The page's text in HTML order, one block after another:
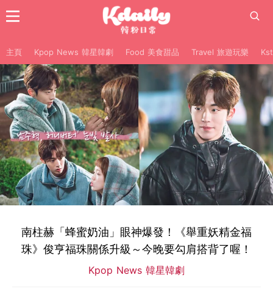
主頁 Kpop News 韓星韓劇 Food 美食甜品 Travel 旅遊玩樂
南柱赫「蜂蜜奶油」眼神爆發！《舉重妖精金福
珠》俊亨福珠關係升級～今晚要勾肩搭背了喔！
Kpop News 韓星韓劇